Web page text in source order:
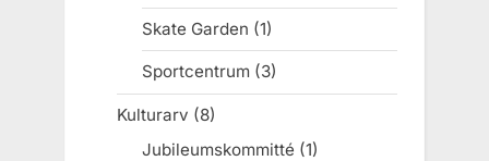
Skate Garden (1)
Sportcentrum(3)
Kulturarv (8)
Jubileumskommitté (1)